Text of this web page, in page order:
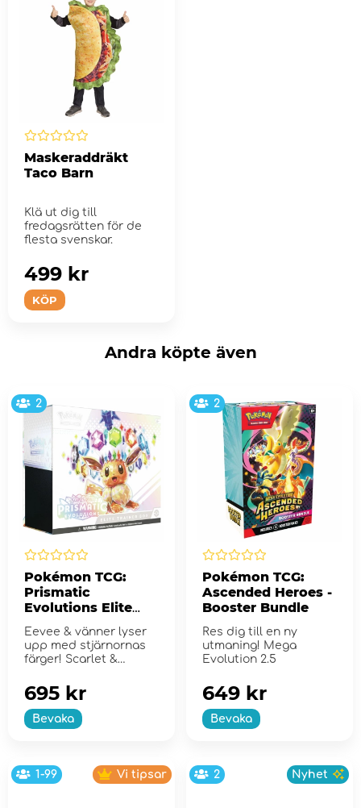
Maskeraddräkt
Taco Barn
Klä ut dig till
fredagsrätten för de
flesta svenskar.
KÖP
499 kr
Andra köpte även
2
Pokémon TCG:
Prismatic
Evolutions Elite
Trainer Box
Eevee & vänner lyser
upp med stjärnornas
färger! Scarlet &
Bevaka
695 kr
2
Pokémon TCG:
Ascended Heroes -
Booster Bundle
Res dig till en ny
utmaning! Mega
Evolution 2.5
Bevaka
649 kr
1-99 Vi tipsar 2 Nyhet